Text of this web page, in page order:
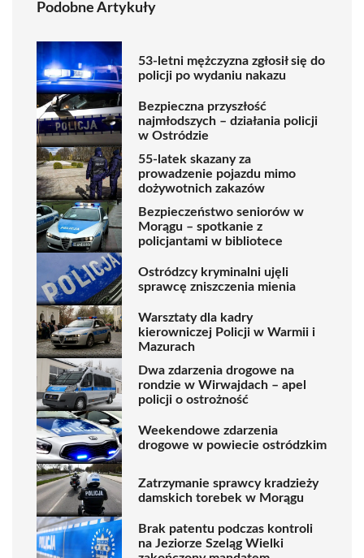
Podobne Artykuły
53-letni mężczyzna zgłosił się do
policji po wydaniu nakazu
Bezpieczna przyszłość
najmłodszych – działania policji
w Ostródzie
55-latek skazany za
prowadzenie pojazdu mimo
dożywotnich zakazów
Bezpieczeństwo seniorów w
Morągu – spotkanie z
policjantami w bibliotece
Ostródzcy kryminalni ujęli
sprawcę zniszczenia mienia
Warsztaty dla kadry
kierowniczej Policji w Warmii i
Mazurach
Dwa zdarzenia drogowe na
rondzie w Wirwajdach – apel
policji o ostrożność
Weekendowe zdarzenia
drogowe w powiecie ostródzkim
Zatrzymanie sprawcy kradzieży
damskich torebek w Morągu
Brak patentu podczas kontroli
na Jeziorze Szeląg Wielki